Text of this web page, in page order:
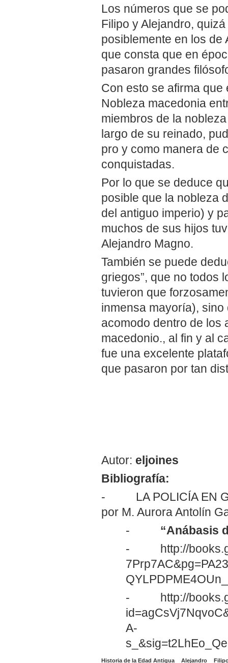
Los números que se
Filipo y Alejandro,
posiblemente en los de
que consta que en
pasaron grandes
Con esto se afirma
Nobleza macedonia
miembros de la
largo de su reinado,
pro y como manera de
conquistadas.
Por lo que se deduce
posible que la nobleza
del antiguo imperio) y
muchos de sus hijos
Alejandro Magno.
También se puede
griegos”, que no todos
tuvieron que
inmensa mayoría),
acomodo dentro de los
macedonio., al fin y al
fue una excelente
que pasaron por tan
Autor: eljoines
Bibliografía:
- LA POLICÍA EN
por M. Aurora Antolín
- “Anábasis
- http://
- http://
A-
Historia de la Edad Antigua Alejandro